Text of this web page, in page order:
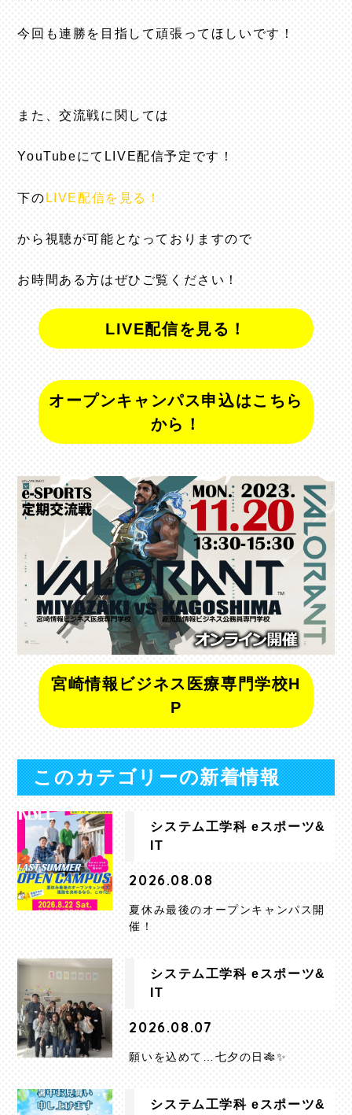
今回も連勝を目指して頑張ってほしいです！
また、交流戦に関しては
YouTubeにてLIVE配信予定です！
下の LIVE配信を見る！
から視聴が可能となっておりますので
お時間ある方はぜひご覧ください！
LIVE配信を見る！
オープンキャンパス申込はこちら
から！
宮崎情報ビジネス医療専門学校H
P
このカテゴリーの新着情報
システム工学科 eスポーツ&
IT
2026.08.08
夏休み最後のオープンキャンパス開
催！
システム工学科 eスポーツ&
IT
2026.08.07
願いを込めて…七夕の日🎋✨
システム工学科 eスポーツ&